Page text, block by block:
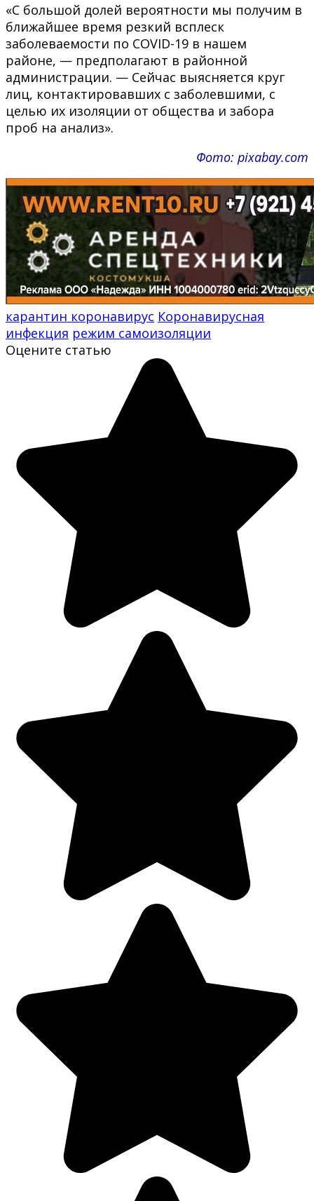
«С большой долей вероятности мы получим в
ближайшее время резкий всплеск
заболеваемости по COVID-19 в нашем
районе, — предполагают в районной
администрации. — Сейчас выясняется круг
лиц, контактировавших с заболевшими, с
целью их изоляции от общества и забора
проб на анализ».
Фото: pixabay.com
карантин коронавирус Коронавирусная
инфекция режим самоизоляции
Оцените статью